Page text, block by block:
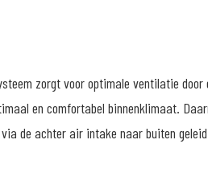
zorgt voor optimale ventilatie
en comfortabel binnenklimaat.
de achter air intake naar buiten